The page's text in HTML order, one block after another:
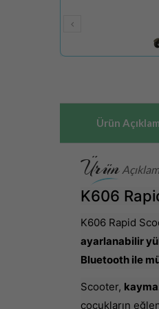
Ürün
Ürün
K606
K606 Rapid
ayarlanabilir
Bluetooth ile
Scooter,
çocukların